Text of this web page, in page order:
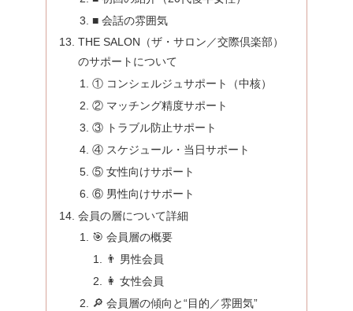
■ 会話の雰囲気
THE SALON（ザ・サロン／交際倶楽部）
のサポートについて
① コンシェルジュサポート（中核）
② マッチング精度サポート
③ トラブル防止サポート
④ スケジュール・当日サポート
⑤ 女性向けサポート
⑥ 男性向けサポート
会員の層について詳細
🎯 会員層の概要
👨 男性会員
👩 女性会員
🔎 会員層の傾向と“目的／雰囲気”